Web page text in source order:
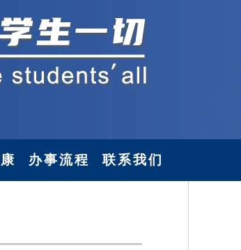
办事流程 联系我们